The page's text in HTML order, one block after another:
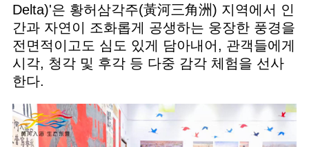
Delta)'은 황허삼각주(黃河三角洲) 지역에서 인
간과 자연이 조화롭게 공생하는 웅장한 풍경을
전면적이고도 심도 있게 담아내어, 관객들에게
시각, 청각 및 후각 등 다중 감각 체험을 선사
한다.